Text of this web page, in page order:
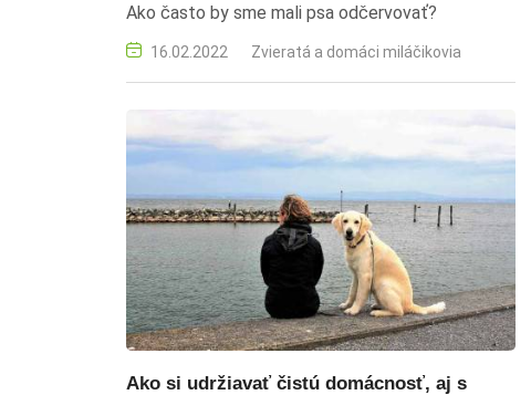
Ako často by sme mali psa odčervovať?
16.02.2022 Zvieratá a domáci miláčikovia
Ako si udržiavať čistú domácnosť, aj s